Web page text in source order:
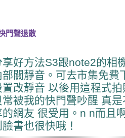
門聲退散
享好方法S3跟note2的相
部關靜音。可去市集免
置改靜音 以後用這程式
常被我的快門聲吵醒 真
的網友 很受用。n n而且
臉書也很快哦！